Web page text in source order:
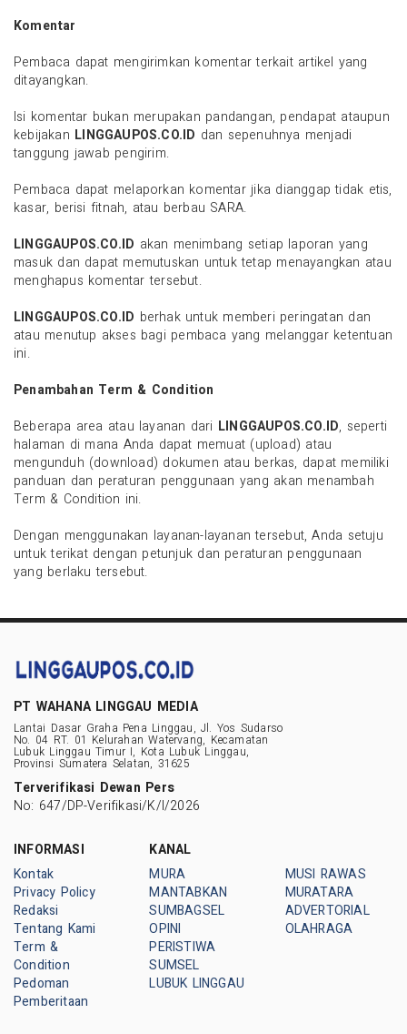
Komentar
Pembaca dapat mengirimkan komentar terkait artikel yang
ditayangkan.
Isi komentar bukan merupakan pandangan, pendapat ataupun
kebijakan LINGGAUPOS.CO.ID dan sepenuhnya menjadi
tanggung jawab pengirim.
Pembaca dapat melaporkan komentar jika dianggap tidak etis,
kasar, berisi fitnah, atau berbau SARA.
LINGGAUPOS.CO.ID akan menimbang setiap laporan yang
masuk dan dapat memutuskan untuk tetap menayangkan atau
menghapus komentar tersebut.
LINGGAUPOS.CO.ID berhak untuk memberi peringatan dan
atau menutup akses bagi pembaca yang melanggar ketentuan
ini.
Penambahan Term & Condition
Beberapa area atau layanan dari LINGGAUPOS.CO.ID, seperti
halaman di mana Anda dapat memuat (upload) atau
mengunduh (download) dokumen atau berkas, dapat memiliki
panduan dan peraturan penggunaan yang akan menambah
Term & Condition ini.
Dengan menggunakan layanan-layanan tersebut, Anda setuju
untuk terikat dengan petunjuk dan peraturan penggunaan
yang berlaku tersebut.
PT WAHANA LINGGAU MEDIA
Lantai Dasar Graha Pena Linggau, Jl. Yos Sudarso
No. 04 RT. 01 Kelurahan Watervang, Kecamatan
Lubuk Linggau Timur I, Kota Lubuk Linggau,
Provinsi Sumatera Selatan, 31625
Terverifikasi Dewan Pers
No: 647/DP-Verifikasi/K/I/2026
INFORMASI
Kontak
Privacy Policy
Redaksi
Tentang Kami
Term &
Condition
Pedoman
Pemberitaan
KANAL
MURA
MANTABKAN
SUMBAGSEL
OPINI
PERISTIWA
SUMSEL
LUBUK LINGGAU
MUSI RAWAS
MURATARA
ADVERTORIAL
OLAHRAGA